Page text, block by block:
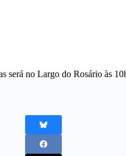
será no Largo do Rosário às